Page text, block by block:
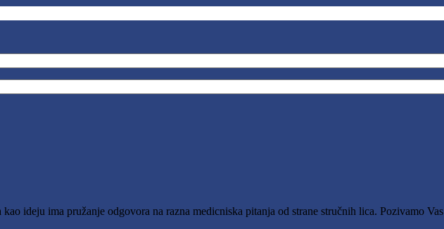
ideju ima pružanje odgovora na razna medicniska pitanja od strane stručnih lica. Pozivamo